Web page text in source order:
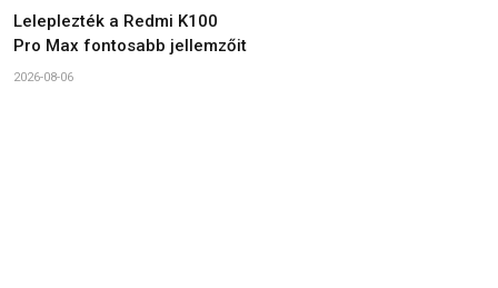
Leleplezték a Redmi K100
Pro Max fontosabb jellemzőit
2026-08-06